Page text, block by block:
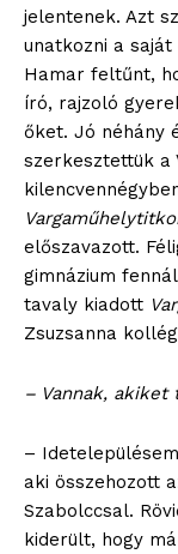
jelentenek. Azt
unatkozni a
Hamar feltűnt,
író, rajzoló
őket. Jó néhány
szerkesztettük a
előszavazott.
gimnázium
tavaly kiadott
Zsuzsanna
– Vannak, akiket
–
aki összehozott
Szabolccsal.
kiderült, hogy